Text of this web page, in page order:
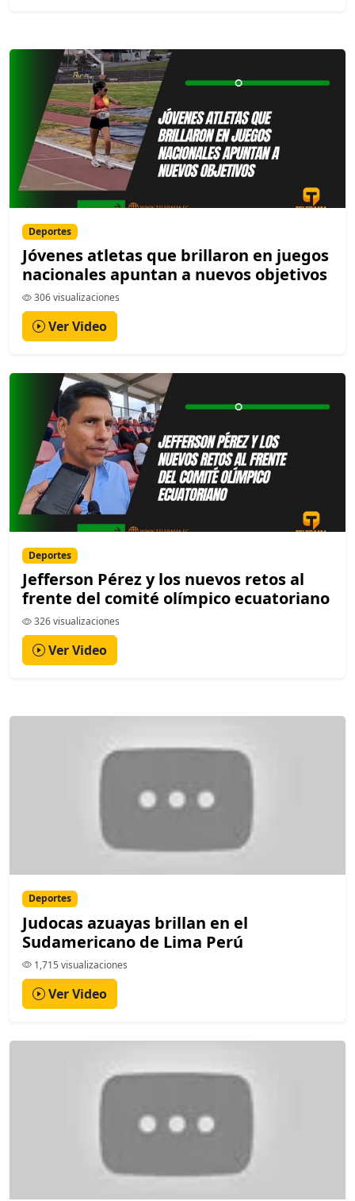
Deportes
Jóvenes atletas que brillaron en juegos
nacionales apuntan a nuevos objetivos
306 visualizaciones
Ver Video
Deportes
Jefferson Pérez y los nuevos retos al
frente del comité olímpico ecuatoriano
326 visualizaciones
Ver Video
Deportes
Judocas azuayas brillan en el
Sudamericano de Lima Perú
1,715 visualizaciones
Ver Video